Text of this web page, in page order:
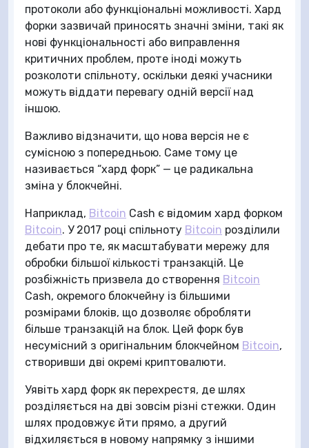
протоколи або функціональні можливості. Хард
форки зазвичай приносять значні зміни, такі як
нові функціональності або виправлення
критичних проблем, проте іноді можуть
розколоти спільноту, оскільки деякі учасники
можуть віддати перевагу одній версії над
іншою.
Важливо відзначити, що нова версія не є
сумісною з попередньою. Саме тому це
називається “хард форк” — це радикальна
зміна у блокчейні.
Наприклад, Bitcoin Cash є відомим хард форком
Bitcoin. У 2017 році спільноту Bitcoin розділили
дебати про те, як масштабувати мережу для
обробки більшої кількості транзакцій. Це
розбіжність призвела до створення Bitcoin
Cash, окремого блокчейну із більшими
розмірами блоків, що дозволяє обробляти
більше транзакцій на блок. Цей форк був
несумісний з оригінальним блокчейном Bitcoin,
створивши дві окремі криптовалюти.
Уявіть хард форк як перехрестя, де шлях
розділяється на дві зовсім різні стежки. Один
шлях продовжує йти прямо, а другий
відхиляється в новому напрямку з іншими